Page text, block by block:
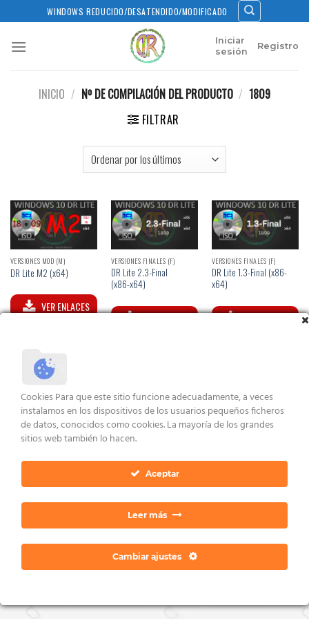
to
content
WINDOWS REDUCIDO/DESATENDIDO/MODIFICADO
Iniciar
sesión
Registro
INICIO / Nº DE COMPILACIÓN DEL PRODUCTO / 1809
FILTRAR
VERSIONES MOD (M)
DR Lite M2 (x64)
VER ENLACES
VERSIONES FINALES (F)
DR Lite 2.3-Final
(x86-x64)
VER ENLACES
VERSIONES FINALES (F)
DR Lite 1.3-Final (x86-
x64)
VER ENLACES
DR Lite 2.3 (x86-x64) DR Lite 1.3 (x86-x64)
POLÍTICA DE COOKIES
POLÍTICA DE PRIVACIDAD
Copyright 2026 ©Dan Ratia
Cookies Para que este sitio funcione adecuadamente, a veces
instalamos en los dispositivos de los usuarios pequeños ficheros
de datos, conocidos como cookies. La mayoría de los grandes
sitios web también lo hacen.
Aceptar
Leer más
Cambiar ajustes